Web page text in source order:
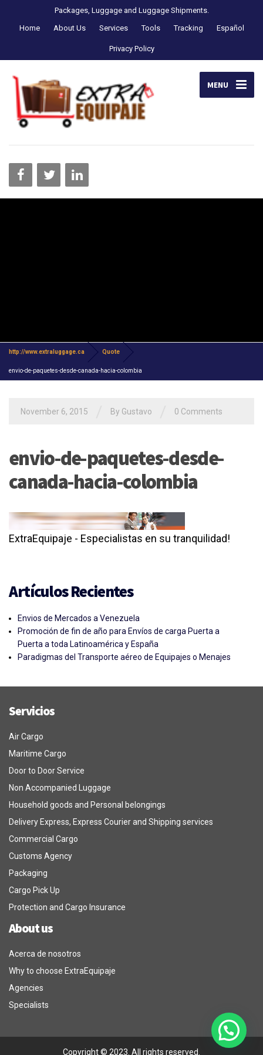
Packages, Luggage and Luggage Shipments.
Home
About Us Services Tools Tracking Español
Privacy Policy
MENU
http://www.extraluggage.ca Quote
envio-de-paquetes-desde-canada-hacia-colombia
November 6, 2015 By Gustavo 0 Comments
envio-de-paquetes-desde-
canada-hacia-colombia
ExtraEquipaje - Especialistas en su tranquilidad!
Artículos Recientes
Envios de Mercados a Venezuela
Promoción de fin de año para Envíos de carga Puerta a
Puerta a toda Latinoamérica y España
Paradigmas del Transporte aéreo de Equipajes o Menajes
Servicios
Air Cargo
Maritime Cargo
Door to Door Service
Non Accompanied Luggage
Household goods and Personal belongings
Delivery Express, Express Courier and Shipping services
Commercial Cargo
Customs Agency
Packaging
Cargo Pick Up
Protection and Cargo Insurance
About us
Acerca de nosotros
Why to choose ExtraEquipaje
Agencies
Specialists
Copyright © 2023. All rights reserved.